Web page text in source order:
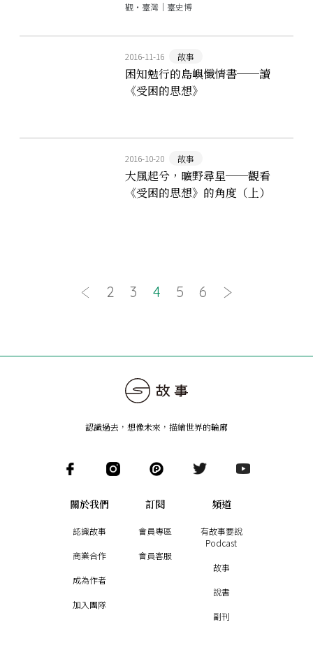
觀‧臺灣｜臺史博
2016-11-16 故事
困知勉行的島嶼懺情書──讀
《受困的思想》
2016-10-20 故事
大風起兮，曠野尋星──觀看
《受困的思想》的角度（上）
2 3 4 5 6
認識過去，想像未來 ， 描繪世界的輪廓
關於我們
認識故事
商業合作
成為作者
加入團隊
訂閱
會員專區
會員客服
頻道
有故事要說
Podcast
故事
說書
副刊